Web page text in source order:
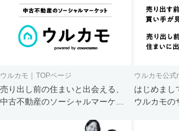
ウルカモ｜TOPページ
売り出し前の住まいと出会える、
中古不動産のソーシャルマーケッ
ウルカモ公式
はじめまし
ウルカモの